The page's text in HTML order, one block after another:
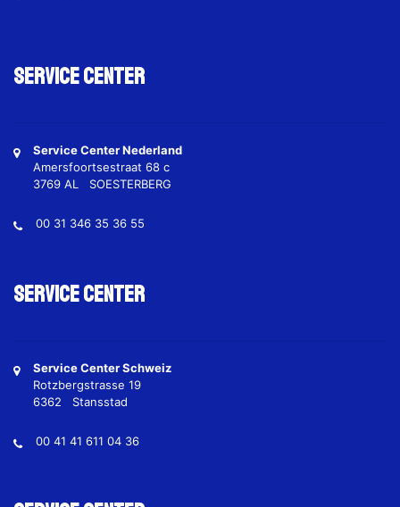
Service Center
Service Center Nederland
Amersfoortsestraat 68 c
3769 AL SOESTERBERG
00 31 346 35 36 55
Service Center
Service Center Schweiz
Rotzbergstrasse 19
6362 Stansstad
00 41 41 611 04 36